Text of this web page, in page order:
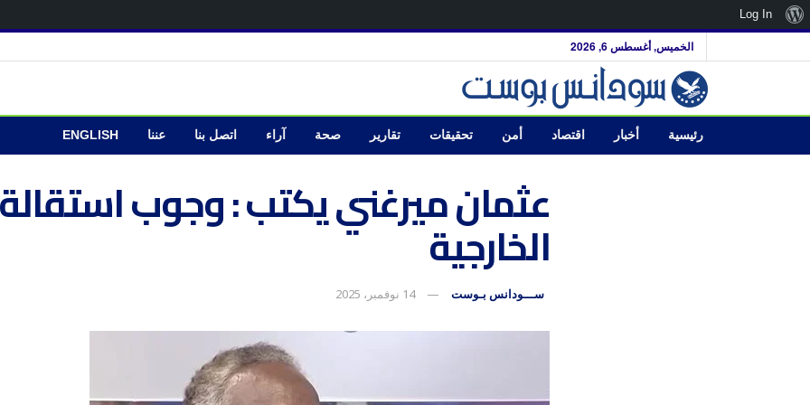
الخميس, أغسطس 6, 2026
رئيسية أخبار اقتصاد أمن تحقيقات تقارير صحة آراء اتصل بنا عننا ENGLISH
عثمان ميرغني يكتب : وجوب استقالة
الخارجية
ســـودانس بـوست 14 نوفمبر، 2025
نبذةLog In